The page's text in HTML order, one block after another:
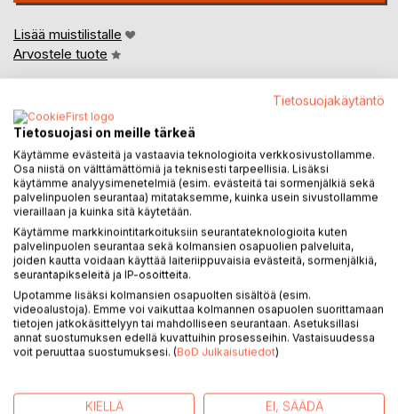
Lisää muistilistalle
Arvostele tuote
KUVAUS
Kirja koostuu lukuisista kirjeistä edesmenneelle, ajasta
ikuisuuteen siirtyneelle puolisolle ja kertoo menneessä ja
tässä ajassa koetuista tunteista, muistoista ja vaikeuksista
selvitä eteen tulleista monenlaisista ongelmista.
KIRJAILIJA
LEHDISTÖARVOSTELUT
Tietosuojakäytäntö
Tietosuojasi on meille tärkeä
Käytämme evästeitä ja vastaavia teknologioita verkkosivustollamme.
Osa niistä on välttämättömiä ja teknisesti tarpeellisia. Lisäksi
käytämme analyysimenetelmiä (esim. evästeitä tai sormenjälkiä sekä
palvelinpuolen seurantaa) mitataksemme, kuinka usein sivustollamme
vieraillaan ja kuinka sitä käytetään.
Käytämme markkinointitarkoituksiin seurantateknologioita kuten
palvelinpuolen seurantaa sekä kolmansien osapuolien palveluita,
joiden kautta voidaan käyttää laiteriippuvaisia evästeitä, sormenjälkiä,
seurantapikseleitä ja IP-osoitteita.
Upotamme lisäksi kolmansien osapuolten sisältöä (esim.
videoalustoja). Emme voi vaikuttaa kolmannen osapuolen suorittamaan
tietojen jatkokäsittelyyn tai mahdolliseen seurantaan. Asetuksillasi
annat suostumuksen edellä kuvattuihin prosesseihin. Vastaisuudessa
voit peruuttaa suostumuksesi. (BoD Julkaisutiedot)
KIELLÄ EI, SÄÄDÄ